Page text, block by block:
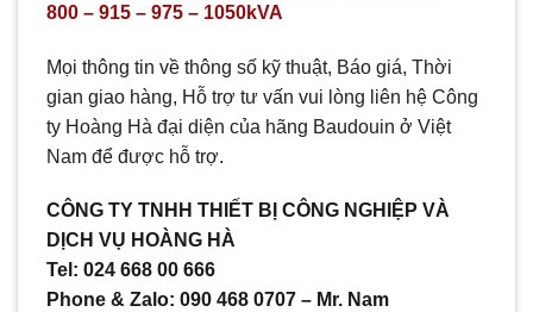
800 – 915 – 975 – 1050kVA
Mọi thông tin về thông số kỹ thuật, Báo giá, Thời
gian giao hàng, Hỗ trợ tư vấn vui lòng liên hệ Công
ty Hoàng Hà đại diện của hãng Baudouin ở Việt
Nam để được hỗ trợ.
CÔNG TY TNHH THIẾT BỊ CÔNG NGHIỆP VÀ
DỊCH VỤ HOÀNG HÀ
Tel: 024 668 00 666
Phone & Zalo: 090 468 0707 – Mr. Nam